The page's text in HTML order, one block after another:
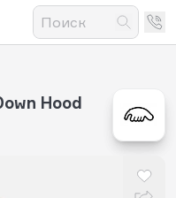
Hood